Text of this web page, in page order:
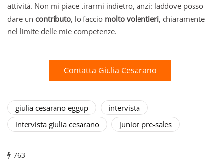
attività. Non mi piace tirarmi indietro, anzi: laddove posso
dare un contributo, lo faccio molto volentieri, chiaramente
nel limite delle mie competenze.
Contatta Giulia Cesarano
giulia cesarano eggup
intervista
intervista giulia cesarano
junior pre-sales
763